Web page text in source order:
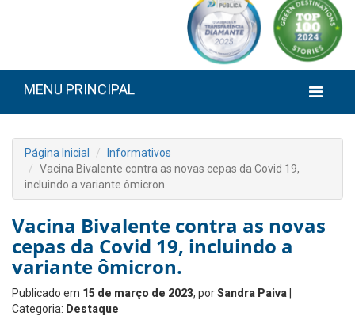
MENU PRINCIPAL
Página Inicial
Informativos
Vacina Bivalente contra as novas cepas da Covid 19,
incluindo a variante ômicron.
Vacina Bivalente contra as novas
cepas da Covid 19, incluindo a
variante ômicron.
Publicado em 15 de março de 2023, porSandra Paiva
Categoria: Destaque